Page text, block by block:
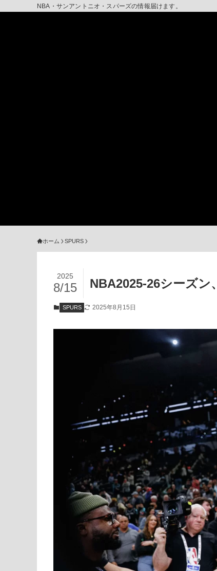
NBA・サンアントニオ・スパーズの情報届けます。
ホーム SPURS
NBA2025-26シーズン
2025
8/15
SPURS 2025年8月15日